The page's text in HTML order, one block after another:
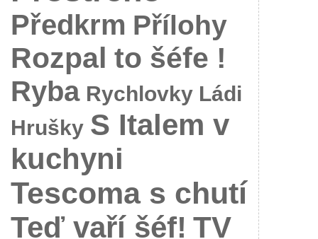
Předkrm Přílohy
Rozpal to šéfe !
Ryba Rychlovky Ládi
Hrušky S Italem v
kuchyni
Tescoma s chutí
Teď vaří šéf! TV